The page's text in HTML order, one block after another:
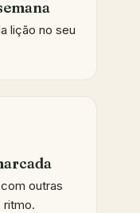
lição no seu
outras
ritmo.